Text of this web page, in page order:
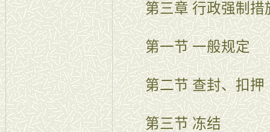
第三章 行政强制措
第一节 一般规定
第二节 查封、扣押
第三节 冻结